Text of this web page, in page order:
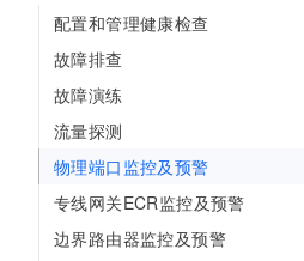
配置和管理健康检查
故障排查
故障演练
流量探测
物理端口监控及预警
专线网关ECR监控及预警
边界路由器监控及预警